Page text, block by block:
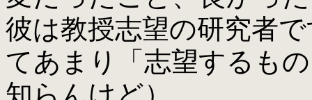
彼は教授志望の研究者
てあまり「志望するも